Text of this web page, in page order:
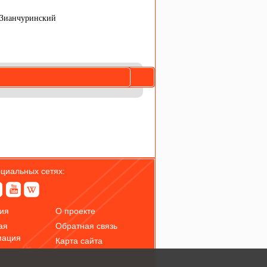
сетях:
О проекте
Обратная связь
Карта сайта